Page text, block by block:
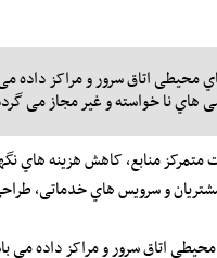
محیطی اتاق سرور و مراکز
هاي نا خواسته و غیر مجاز می
منابع، کاهش هزینه هاي
و سرویس هاي خدماتی،
اتاق سرور و مراکز داده